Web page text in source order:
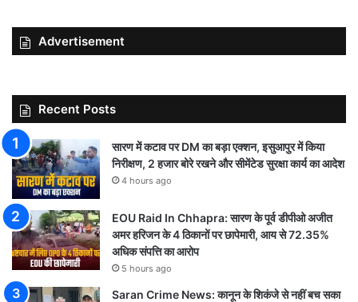
Advertisement
Recent Posts
सारण में कटाव पर DM का बड़ा एक्शन, इसुआपुर में किया
निरीक्षण, 2 हजार बोरे रखने और सीमेंटेड सुरक्षा कार्य का आदेश
4 hours ago
EOU Raid In Chhapra: सारण के पूर्व डीपीओ अजीत
अमर हरिजन के 4 ठिकानों पर छापेमारी, आय से 72.35%
अधिक संपत्ति का आरोप
5 hours ago
Saran Crime News: कानून के शिकंजे से नहीं बच सका